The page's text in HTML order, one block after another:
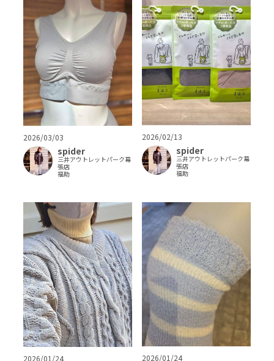
2026/03/03
spider
三井アウトレットパーク幕
張店
福助
2026/02/13
spider
三井アウトレットパーク幕
張店
福助
2026/01/24 2026/01/24